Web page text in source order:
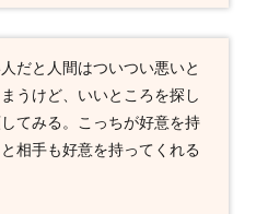
だと人間はついつい悪いと
うけど、いいところを探し
てみる。こっちが好意を持
相手も好意を持ってくれる